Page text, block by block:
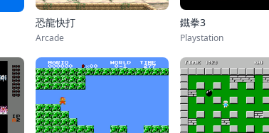
恐龍快打
Arcade
鐵拳3
Playstation